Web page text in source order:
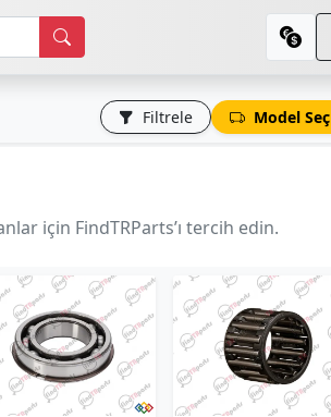
Filtrele Model Seç
için FindTRParts’ı tercih edin.